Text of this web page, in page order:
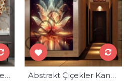
Beyaz Uzakdoğu Çiçekleri Gold 3 Dekoratif Kanvas Tablo dkmr443
Abstrakt Çiçekler Kanvas Tablo dkmr335